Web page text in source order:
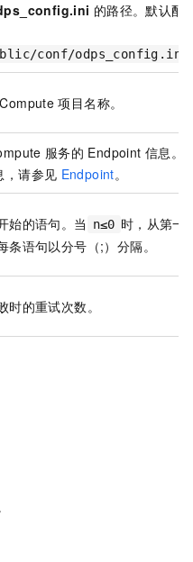
的路径。默认配
conf/odps_config.ini
项目名称。
服务的 Endpoint 信息。
，请参见 Endpoint。
始的语句。当 n≤0 时，从第一
条语句以分号（;）分隔。
的重试次数。